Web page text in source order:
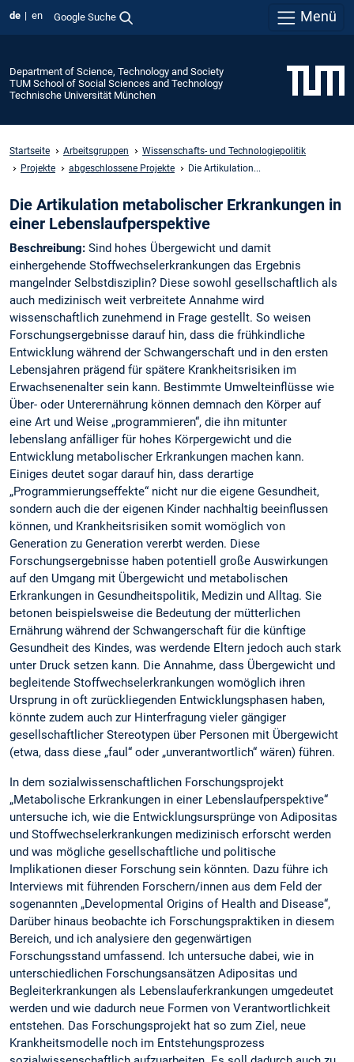
de en Google Suche Menü
Department of Science, Technology and Society
TUM School of Social Sciences and Technology
Technische Universität München
Startseite Arbeitsgruppen
Wissenschafts- und Technologiepolitik
Projekte
abgeschlossene Projekte Die Artikulation...
Die Artikulation metabolischer Erkrankungen in
einer Lebenslaufperspektive
Beschreibung: Sind hohes Übergewicht und damit
einhergehende Stoffwechselerkrankungen das Ergebnis
mangelnder Selbstdisziplin? Diese sowohl gesellschaftlich als
auch medizinisch weit verbreitete Annahme wird
wissenschaftlich zunehmend in Frage gestellt. So weisen
Forschungsergebnisse darauf hin, dass die frühkindliche
Entwicklung während der Schwangerschaft und in den ersten
Lebensjahren prägend für spätere Krankheitsrisiken im
Erwachsenenalter sein kann. Bestimmte Umwelteinflüsse wie
Über- oder Unterernährung können demnach den Körper auf
eine Art und Weise „programmieren“, die ihn mitunter
lebenslang anfälliger für hohes Körpergewicht und die
Entwicklung metabolischer Erkrankungen machen kann.
Einiges deutet sogar darauf hin, dass derartige
„Programmierungseffekte“ nicht nur die eigene Gesundheit,
sondern auch die der eigenen Kinder nachhaltig beeinflussen
können, und Krankheitsrisiken somit womöglich von
Generation zu Generation vererbt werden. Diese
Forschungsergebnisse haben potentiell große Auswirkungen
auf den Umgang mit Übergewicht und metabolischen
Erkrankungen in Gesundheitspolitik, Medizin und Alltag. Sie
betonen beispielsweise die Bedeutung der mütterlichen
Ernährung während der Schwangerschaft für die künftige
Gesundheit des Kindes, was werdende Eltern jedoch auch stark
unter Druck setzen kann. Die Annahme, dass Übergewicht und
begleitende Stoffwechselerkrankungen womöglich ihren
Ursprung in oft zurückliegenden Entwicklungsphasen haben,
könnte zudem auch zur Hinterfragung vieler gängiger
gesellschaftlicher Stereotypen über Personen mit Übergewicht
(etwa, dass diese „faul“ oder „unverantwortlich“ wären) führen.
In dem sozialwissenschaftlichen Forschungsprojekt
„Metabolische Erkrankungen in einer Lebenslaufperspektive“
untersuche ich, wie die Entwicklungsursprünge von Adipositas
und Stoffwechselerkrankungen medizinisch erforscht werden
und was mögliche gesellschaftliche und politische
Implikationen dieser Forschung sein könnten. Dazu führe ich
Interviews mit führenden Forschern/innen aus dem Feld der
sogenannten „Developmental Origins of Health and Disease“,
Darüber hinaus beobachte ich Forschungspraktiken in diesem
Bereich, und ich analysiere den gegenwärtigen
Forschungsstand umfassend. Ich untersuche dabei, wie in
unterschiedlichen Forschungsansätzen Adipositas und
Begleiterkrankungen als Lebenslauferkrankungen umgedeutet
werden und wie dadurch neue Formen von Verantwortlichkeit
entstehen. Das Forschungsprojekt hat so zum Ziel, neue
Krankheitsmodelle noch im Entstehungsprozess